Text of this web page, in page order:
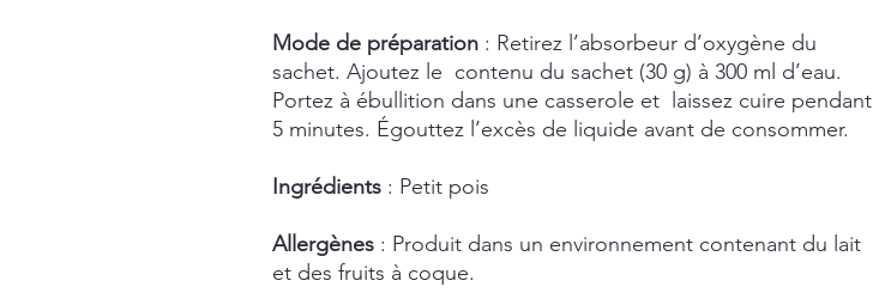
Mode de préparation : Retirez l’absorbeur d’oxygène du
sachet. Ajoutez le contenu du sachet (30 g) à 300 ml d’eau.
Portez à ébullition dans une casserole et laissez cuire pendant
5 minutes. Égouttez l’excès de liquide avant de consommer.
Ingrédients : Petit pois
Allergènes : Produit dans un environnement contenant du lait
et des fruits à coque.